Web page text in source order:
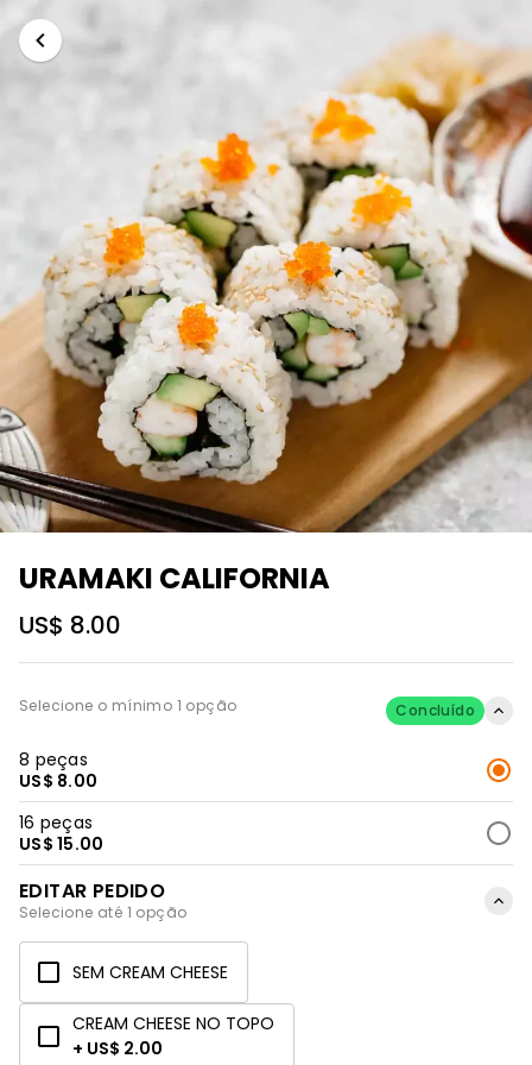
URAMAKI CALIFORNIA
US$ 8.00
Selecione o mínimo 1 opção Concluído
8 peças
US$ 8.00
16 peças
US$ 15.00
EDITAR PEDIDO
Selecione até 1 opção
SEM CREAM CHEESE
CREAM CHEESE NO TOPO
+ US$ 2.00